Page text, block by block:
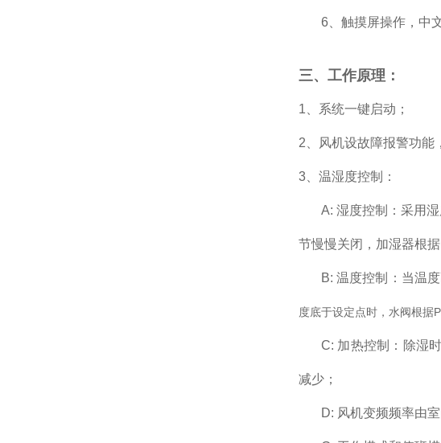
6、触摸屏操作，中
三、工作原理：
1、系统一键启动；
2、风机设故障报警功能
3、温湿度控制：
A: 湿度控制：采用
节慢慢关闭，加湿器根
B: 温度控制：当温
度底于设定点时，水阀根据
C: 加热控制：除湿
减少；
D: 风机变频频率由